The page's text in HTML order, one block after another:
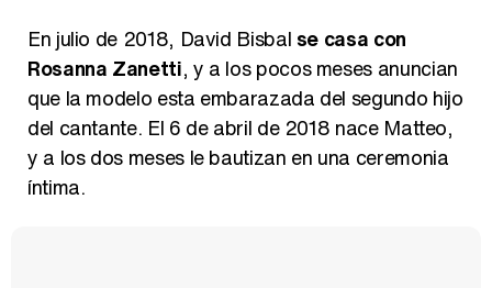
En julio de 2018, David Bisbal se casa con
Rosanna Zanetti, y a los pocos meses anuncian
que la modelo esta embarazada del segundo hijo
del cantante. El 6 de abril de 2018 nace Matteo,
y a los dos meses le bautizan en una ceremonia
íntima.